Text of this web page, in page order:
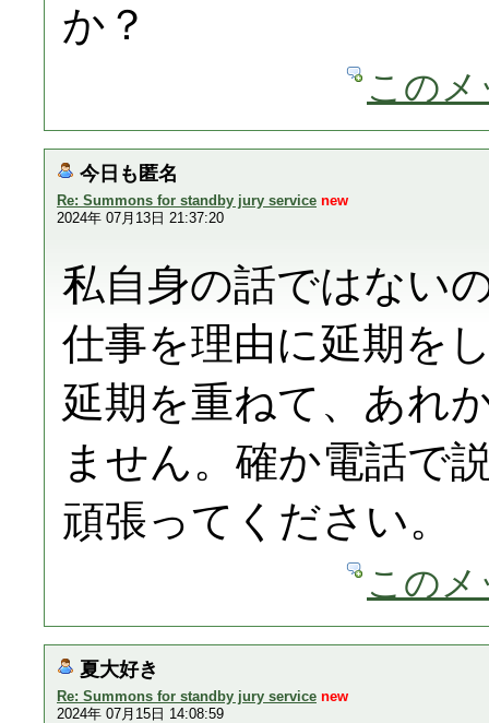
か？
この
今日も匿名
Re: Summons for standby jury service new
2024年 07月13日 21:37:20
私自身の話ではない
仕事を理由に延期を
延期を重ねて、あれ
ません。確か電話で
頑張ってください。
この
夏大好き
Re: Summons for standby jury service new
2024年 07月15日 14:08:59